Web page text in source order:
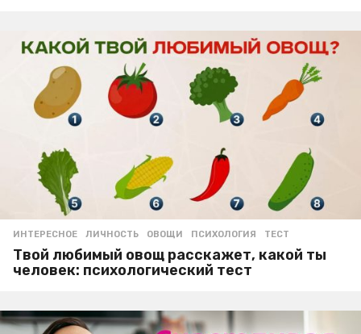
ИНТЕРЕСНОЕ ЛИЧНОСТЬ ,ОВОЩИ ,ПСИХОЛОГИЯ ,ТЕСТ
Твой любимый овощ расскажет, какой ты
человек: психологический тест